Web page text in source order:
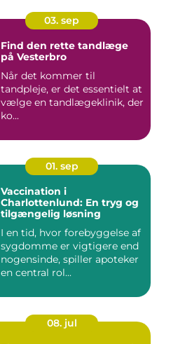
03. sep
Find den rette tandlæge
på Vesterbro
Når det kommer til
tandpleje, er det essentielt at
vælge en tandlægeklinik, der
ko...
01. sep
Vaccination i
Charlottenlund: En tryg og
tilgængelig løsning
I en tid, hvor forebyggelse af
sygdomme er vigtigere end
nogensinde, spiller apoteker
en central rol...
08. jul